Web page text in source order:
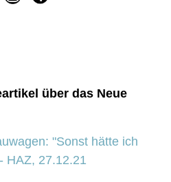
über das Neue
"Sonst hätte ich
HAZ, 27.12.21